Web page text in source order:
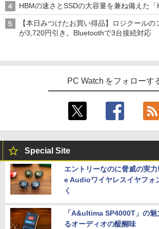
HBMの速さとSSDの大容量を兼ね備えた「
【本日みつけたお買い得品】ロジクール
が3,720円引き。Bluetoothで3台接続対応
PC Watch をフォローす
Special Site
エントリーなのに脅威の実
e Audioワイヤレスイヤフォ
く
「A&ultima SP4000T」の
るオーディオの醍醐味